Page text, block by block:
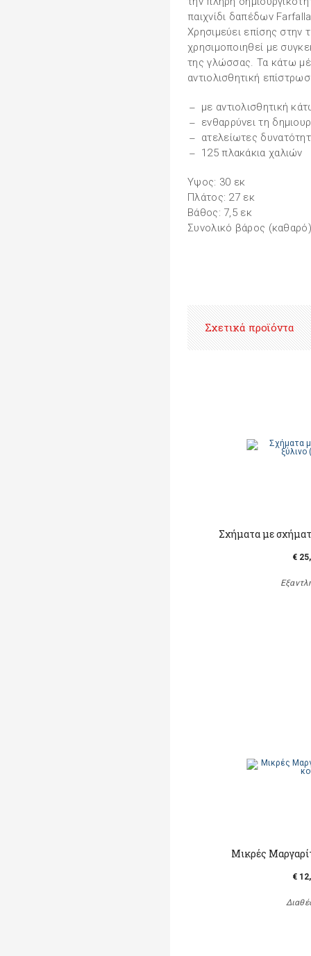
παιχνίδι δαπέδων
Χρησιμεύει επίσης στην
χρησιμοποιηθεί με
της γλώσσας. Τα κάτω
αντιολισθητική
με αντιολισθητική
ενθαρρύνει τη
ατελείωτες
125 πλακάκια χαλιών
Υψος: 30 εκ
Πλάτος: 27 εκ
Βάθος: 7,5 εκ
Συνολικό βάρος
Σχετικά προϊόντα
Σχήματα με
€
Μικρές
€